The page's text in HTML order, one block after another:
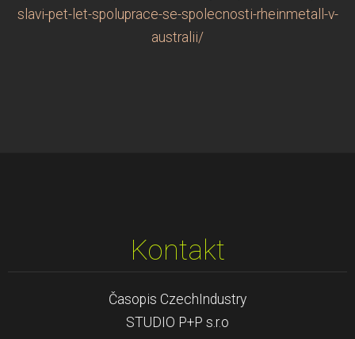
slavi-pet-let-spoluprace-se-spolecnosti-rheinmetall-v-
australii/
Kontakt
Časopis CzechIndustry
STUDIO P+P s.r.o